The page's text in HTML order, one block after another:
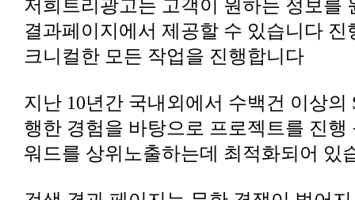
크니컬한 모든 작업을 진행합니다
워드를 상위노출하는데 최적화되어 있